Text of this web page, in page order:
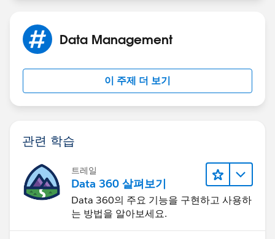
Data Management
이 주제 더 보기
관련 학습
트레일
Data 360 살펴보기
Data 360의 주요 기능을 구현하고 사용하
는 방법을 알아보세요.